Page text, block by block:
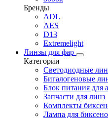
Бренды
ADL
AES
D13
Extremelight
Линзы для фар
Категории
Светодиодные
Бигалогеновые
Блок питания для
Запчасти для линз
Комплекты
Лампа для